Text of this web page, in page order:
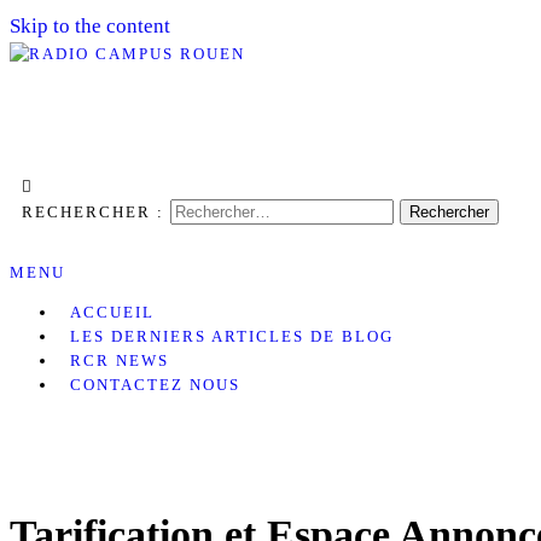
Skip to the content
RECHERCHER :
MENU
ACCUEIL
LES DERNIERS ARTICLES DE BLOG
RCR NEWS
CONTACTEZ NOUS